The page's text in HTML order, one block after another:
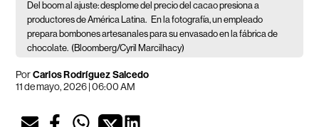
Del boom al ajuste: desplome del precio del cacao presiona a
productores de América Latina. En la fotografía, un empleado
prepara bombones artesanales para su envasado en la fábrica de
chocolate. (Bloomberg/Cyril Marcilhacy)
PorCarlos Rodríguez Salcedo
11 de mayo, 2026 | 06:00 AM